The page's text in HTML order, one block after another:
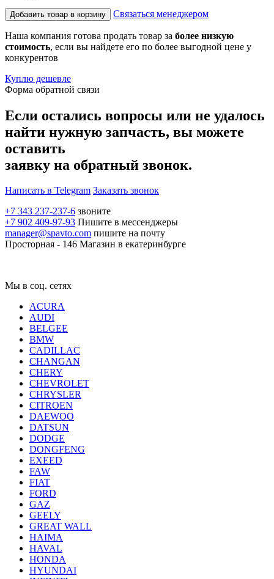
Добавить товар в корзину Связаться менеджером
Наша компания готова продать товар за более низкую
стоимость, если вы найдете его по более выгодной цене у
конкурентов
Куплю дешевле
Форма обратной связи
Если остались вопросы или не удалось
найти нужную запчасть, вы можете
оставить
заявку на обратный звонок.
Написать в Telegram Заказать звонок
+7 343 237-237-6 звоните
+7 902 409-97-93 Пишите в мессенджеры
manager@spavto.com пишите на почту
Просторная - 146 Магазин в екатеринбурге
Мы в соц. сетях
ACURA
AUDI
BELGEE
BMW
CADILLAC
CHANGAN
CHERY
CHEVROLET
CHRYSLER
CITROEN
DAEWOO
DATSUN
DODGE
DONGFENG
EXEED
FAW
FIAT
FORD
GAZ
GEELY
GREAT WALL
HAIMA
HAVAL
HONDA
HYUNDAI